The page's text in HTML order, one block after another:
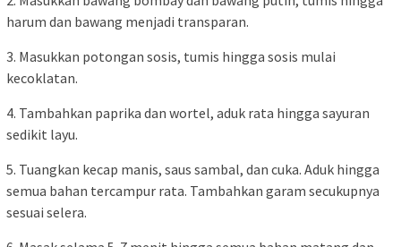
harum dan bawang menjadi transparan.
3. Masukkan potongan sosis, tumis hingga sosis mulai
kecoklatan.
4. Tambahkan paprika dan wortel, aduk rata hingga sayuran
sedikit layu.
5. Tuangkan kecap manis, saus sambal, dan cuka. Aduk hingga
semua bahan tercampur rata. Tambahkan garam secukupnya
sesuai selera.